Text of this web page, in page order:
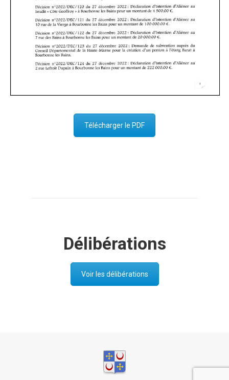
Télécharger le PDF
Délibérations
Voir les délibérations